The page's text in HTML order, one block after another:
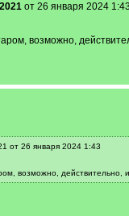
от 26 января 2024 1:43
возможно,
от 26 января 2024 1:43
возможно, действительно,